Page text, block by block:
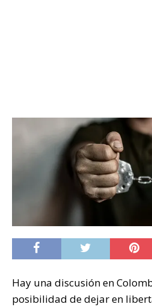
Hay una discusión en
posibilidad de dejar en